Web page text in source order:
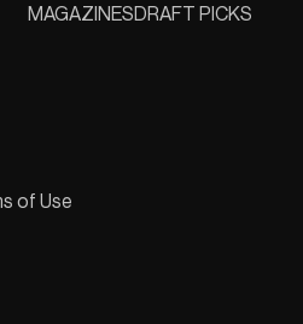
MAGAZINESDRAFT PICKS
of Use